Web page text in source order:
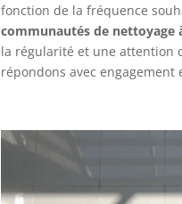
fonction de la fréquence
communautés de nettoyage
la régularité et une attention
répondons avec engagement